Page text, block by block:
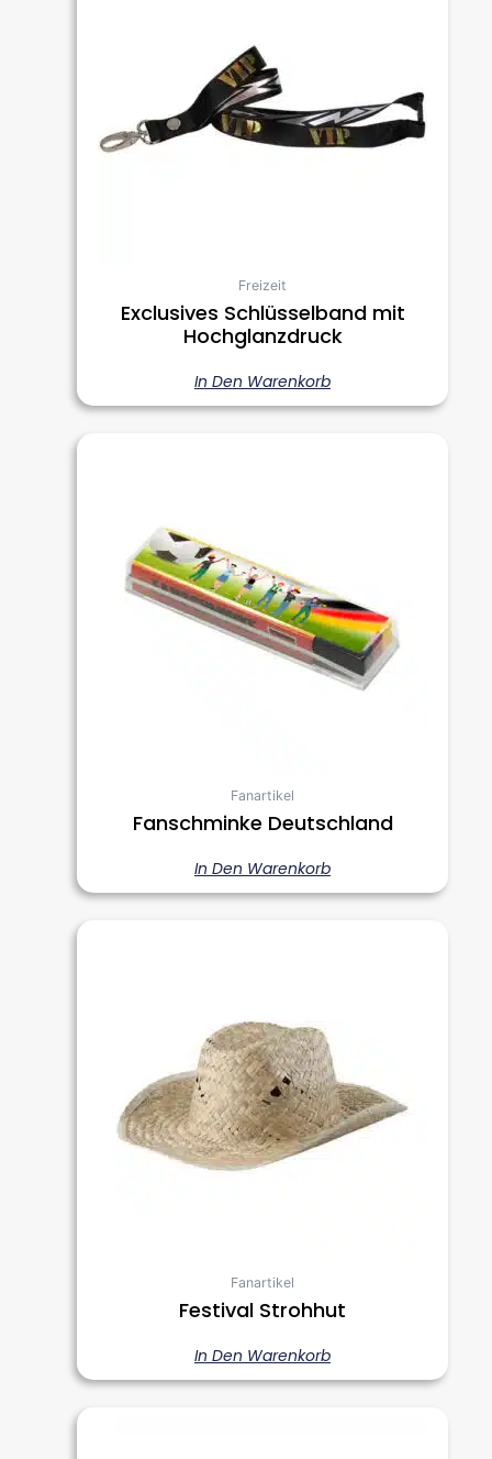
Freizeit
Exclusives Schlüsselband mit
Hochglanzdruck
In Den Warenkorb
Fanartikel
Fanschminke Deutschland
In Den Warenkorb
Fanartikel
Festival Strohhut
In Den Warenkorb